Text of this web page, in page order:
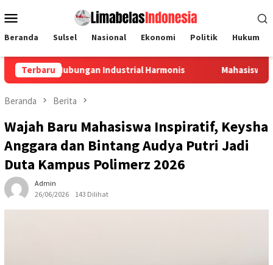
ke
Mobile
Beranda Sulsel Nasional Ekonomi Politik Hukum
Terbaru
Industrial Harmonis Mahasiswa KKN Unhas Sulap
Beranda Berita
Wajah Baru Mahasiswa Inspiratif, Keysha
Anggara dan Bintang Audya Putri Jadi
Duta Kampus Polimerz 2026
Admin
26/06/2026
143 Dilihat